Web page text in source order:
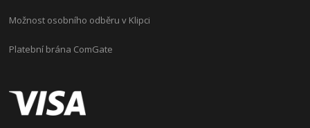
Možnost osobního odběru v Klipci
Platební brána ComGate